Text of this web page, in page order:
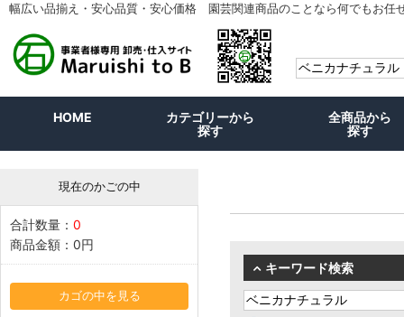
幅広い品揃え・安心品質・安心価格 園芸関連商品のことなら何でもお任
HOME
カテゴリーから
探す
全商品から
探す
現在のかごの中
合計数量： 0
商品金額： 0円
カゴの中を見る
キーワード検索